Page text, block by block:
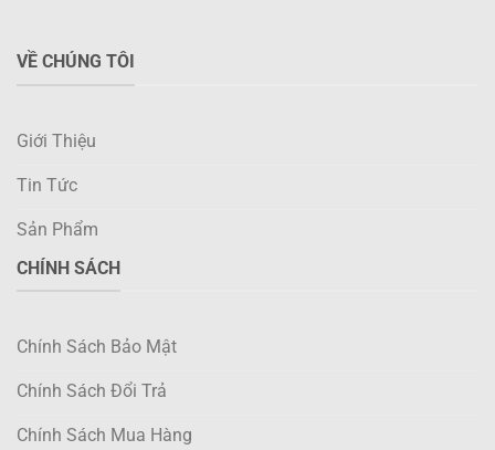
VỀ CHÚNG TÔI
Giới Thiệu
Tin Tức
Sản Phẩm
CHÍNH SÁCH
Chính Sách Bảo Mật
Chính Sách Đổi Trả
Chính Sách Mua Hàng